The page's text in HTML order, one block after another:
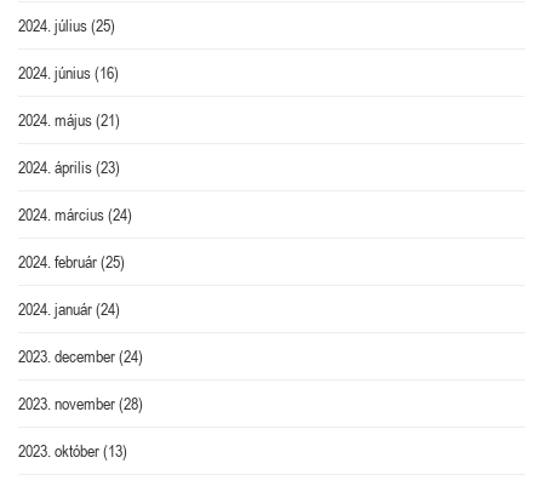
2024. július(25)
2024. június(16)
2024. május(21)
2024. április(23)
2024. március(24)
2024. február(25)
2024. január(24)
2023. december(24)
2023. november(28)
2023. október(13)